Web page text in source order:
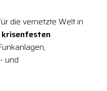
die vernetzte Welt in
krisenfesten
und